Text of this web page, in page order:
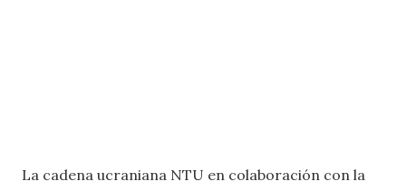
La cadena ucraniana NTU en colaboración con la